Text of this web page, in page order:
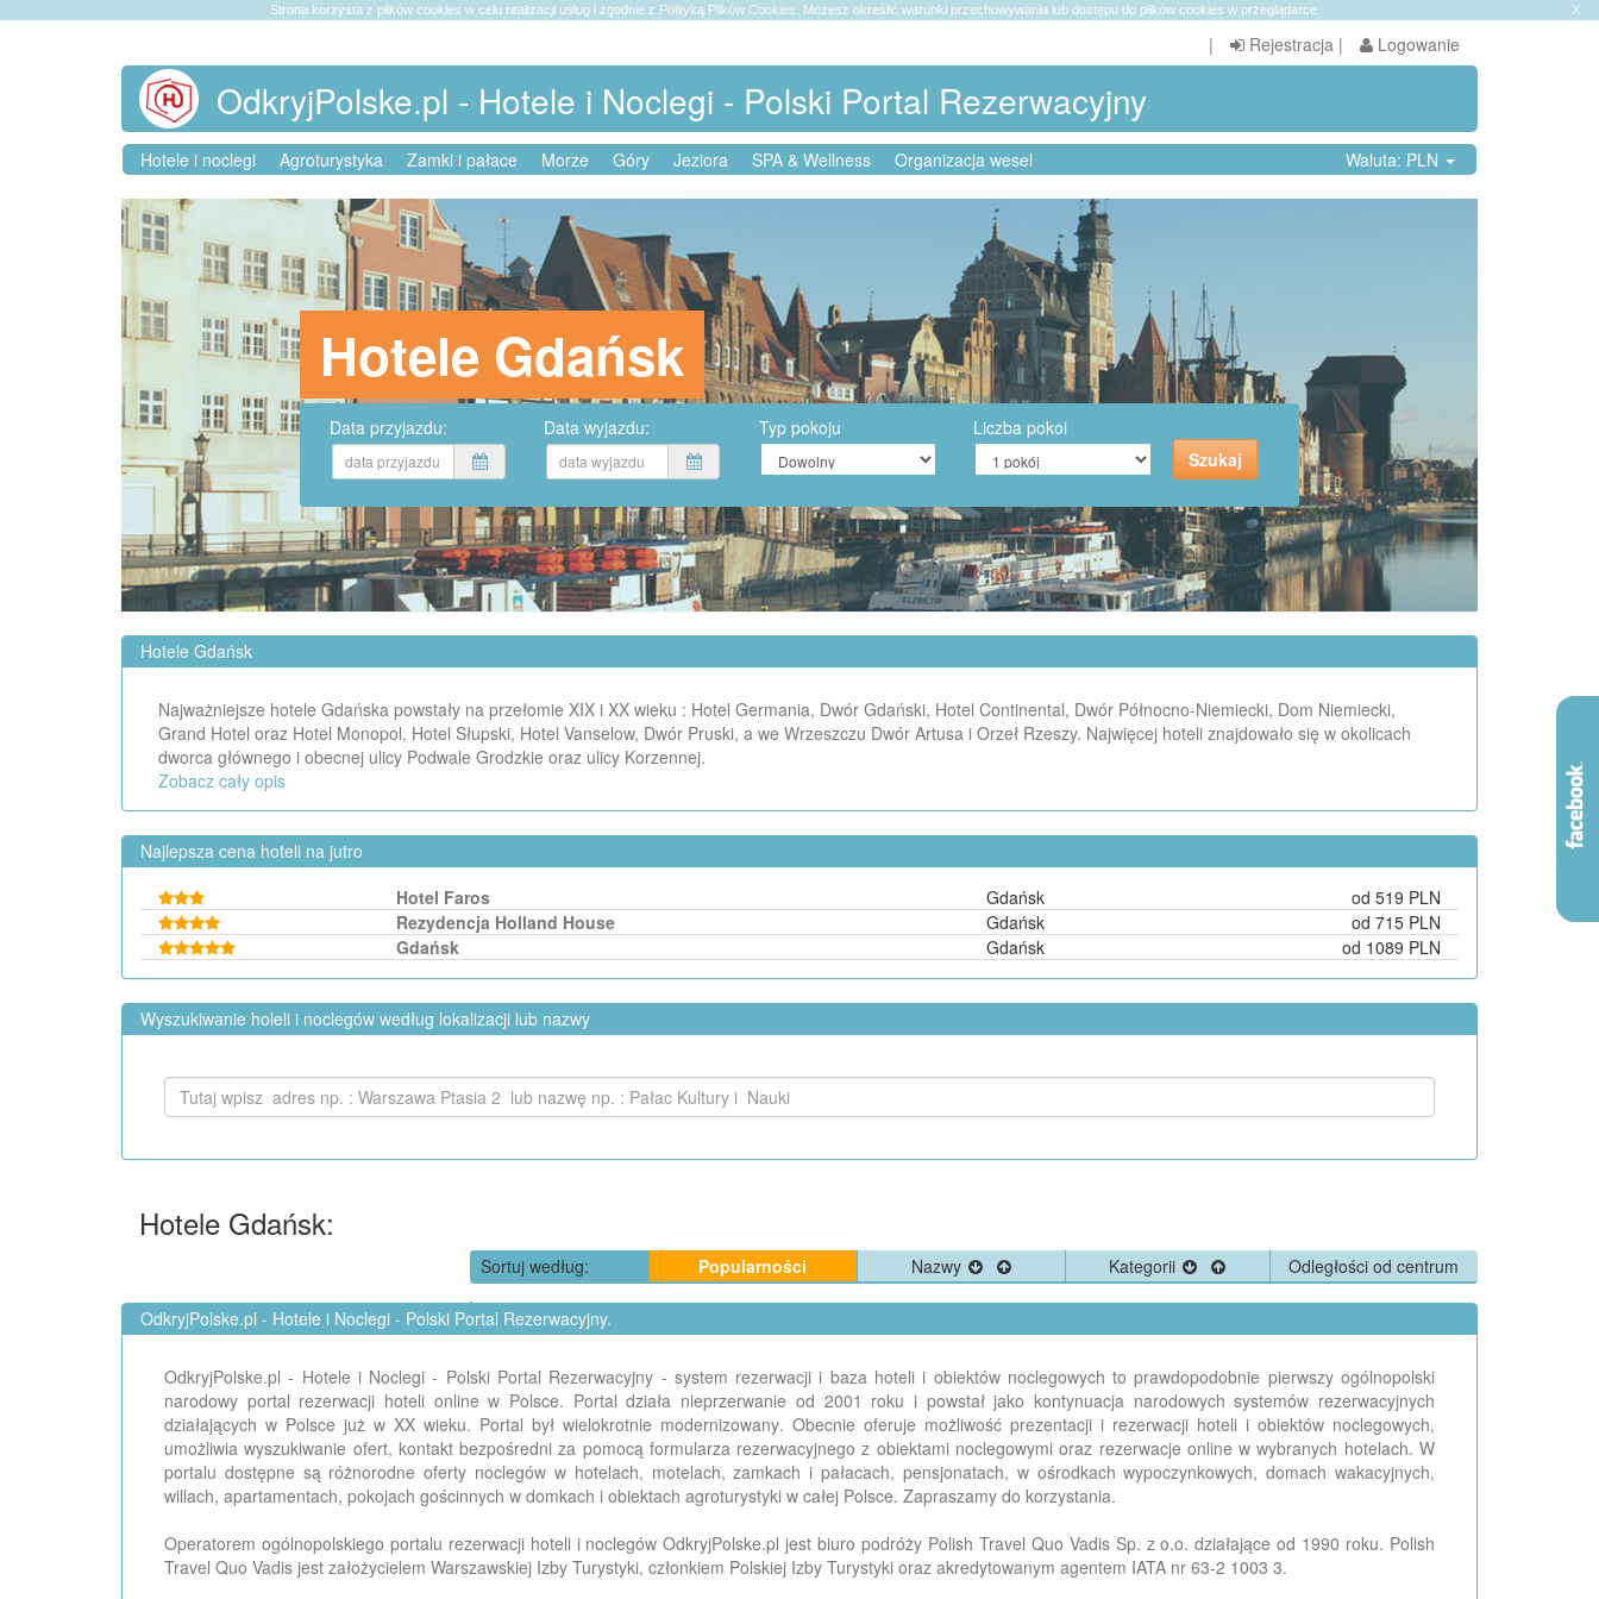
X
Strona korzysta z plików cookies w celu realizacji usług i zgodnie z Polityką Plików Cookies . Możesz określić warunki przechowywania lub dostępu do plików cookies w przeglądarce.
| Rejestracja | Logowanie
OdkryjPolske.pl - Hotele i Noclegi - Polski Portal Rezerwacyjny
Hotele i noclegi Agroturystyka Zamki i pałace Morze Góry Jeziora SPA & Wellness Organizacja wesel Waluta: PLN
Hotele Gdańsk
Data przyjazdu: Data wyjazdu: Typ pokoju Liczba pokoi
Hotele Gdańsk
Najważniejsze hotele Gdańska powstały na przełomie XIX i XX wieku : Hotel Germania, Dwór Gdański, Hotel Continental, Dwór Północno-Niemiecki, Dom Niemiecki,
Grand Hotel oraz Hotel Monopol, Hotel Słupski, Hotel Vanselow, Dwór Pruski, a we Wrzeszczu Dwór Artusa i Orzeł Rzeszy. Najwięcej hoteli znajdowało się w okolicach
dworca głównego i obecnej ulicy Podwale Grodzkie oraz ulicy Korzennej.
Zobacz cały opis
Najlepsza cena hoteli na jutro
Hotel Faros
Gdańsk
od 519 PLN
Rezydencja Holland House
Gdańsk
od 715 PLN
Gdańsk
Gdańsk od 1089 PLN
Wyszukiwanie holeli i noclegów według lokalizacji lub nazwy
Hotele Gdańsk:
Sortuj według: Popularności Nazwy Kategorii Odległości od centrum
OdkryjPolske.pl - Hotele i Noclegi - Polski Portal Rezerwacyjny.
OdkryjPolske.pl - Hotele i Noclegi - Polski Portal Rezerwacyjny - system rezerwacji i baza hoteli i obiektów noclegowych to prawdopodobnie pierwszy ogólnopolski
narodowy portal rezerwacji hoteli online w Polsce. Portal działa nieprzerwanie od 2001 roku i powstał jako kontynuacja narodowych systemów rezerwacyjnych
działających w Polsce już w XX wieku. Portal był wielokrotnie modernizowany. Obecnie oferuje możliwość prezentacji i rezerwacji hoteli i obiektów noclegowych,
umożliwia wyszukiwanie ofert, kontakt bezpośredni za pomocą formularza rezerwacyjnego z obiektami noclegowymi oraz rezerwacje online w wybranych hotelach. W
portalu dostępne są różnorodne oferty noclegów w hotelach, motelach, zamkach i pałacach, pensjonatach, w ośrodkach wypoczynkowych, domach wakacyjnych,
willach, apartamentach, pokojach gościnnych w domkach i obiektach agroturystyki w całej Polsce. Zapraszamy do korzystania.
Operatorem ogólnopolskiego portalu rezerwacji hoteli i noclegów OdkryjPolske.pl jest biuro podróży Polish Travel Quo Vadis Sp. z o.o. działające od 1990 roku. Polish
Travel Quo Vadis jest założycielem Warszawskiej Izby Turystyki, członkiem Polskiej Izby Turystyki oraz akredytowanym agentem IATA nr 63-2 1003 3.